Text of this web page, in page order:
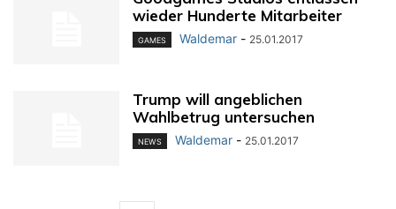
wieder Hunderte Mitarbeiter
GAMES Waldemar - 25.01.2017
Trump will angeblichen
Wahlbetrug untersuchen
NEWS Waldemar - 25.01.2017